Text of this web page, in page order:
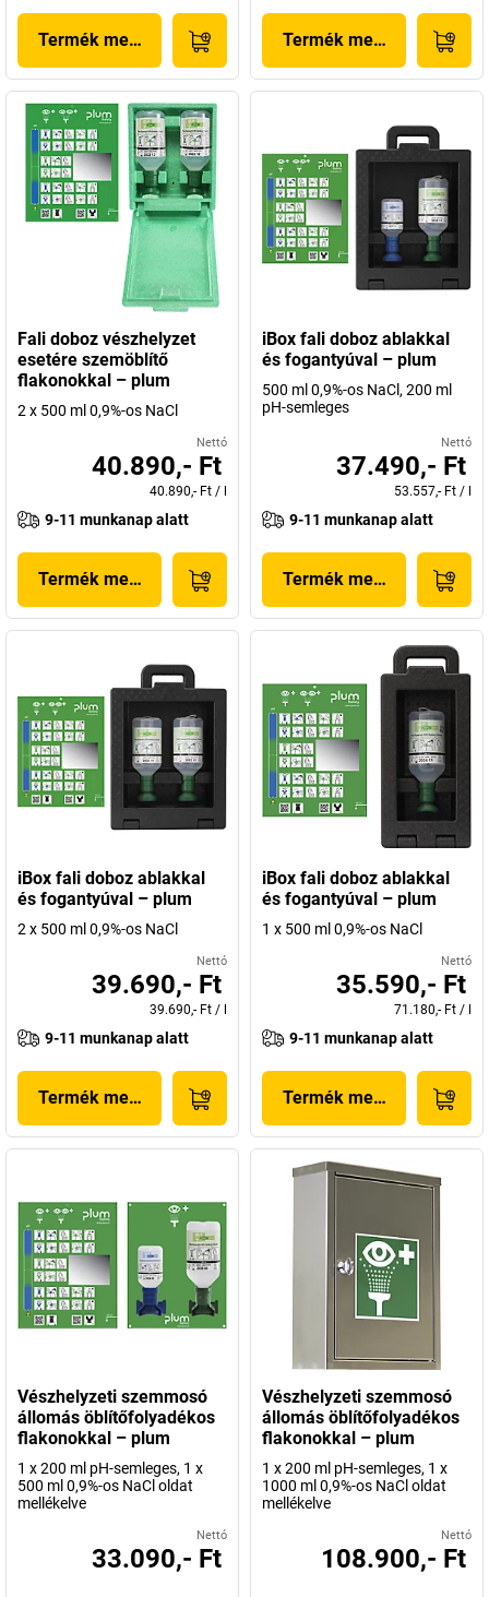
Termék megjelenítése Termék megjelenítése
Fali doboz vészhelyzet
esetére szemöblítő
flakonokkal – plum
2 x 500 ml 0,9%-os NaCl
Nettó
40.890,- Ft
40.890,- Ft /
9-11 munkanap alatt
Termék megjelenítése
iBox fali doboz ablakkal
és fogantyúval – plum
500 ml 0,9%-os NaCl, 200 ml
pH-semleges
Nettó
37.490,- Ft
53.557,- Ft /
9-11 munkanap alatt
Termék megjelenítése
iBox fali doboz ablakkal
és fogantyúval – plum
2 x 500 ml 0,9%-os NaCl
Nettó
39.690,- Ft
39.690,- Ft /
9-11 munkanap alatt
Termék megjelenítése
iBox fali doboz ablakkal
és fogantyúval – plum
1 x 500 ml 0,9%-os NaCl
Nettó
35.590,- Ft
71.180,- Ft /
9-11 munkanap alatt
Termék megjelenítése
Vészhelyzeti szemmosó
állomás öblítőfolyadékos
flakonokkal – plum
1 x 200 ml pH-semleges, 1 x
500 ml 0,9%-os NaCl oldat
mellékelve
Nettó
33.090,- Ft
Vészhelyzeti szemmosó
állomás öblítőfolyadékos
flakonokkal – plum
1 x 200 ml pH-semleges, 1 x
1000 ml 0,9%-os NaCl oldat
mellékelve
Nettó
108.900,- Ft